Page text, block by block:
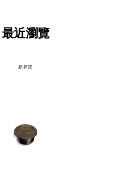
最近瀏覽
新昇華